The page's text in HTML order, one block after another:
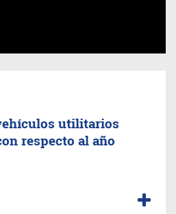
utilitarios
respecto al año